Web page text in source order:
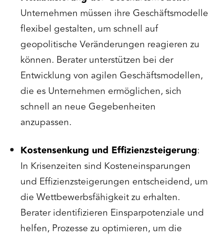
Unternehmen müssen ihre Geschäftsmodelle
flexibel gestalten, um schnell auf
geopolitische Veränderungen reagieren zu
können. Berater unterstützen bei der
Entwicklung von agilen Geschäftsmodellen,
die es Unternehmen ermöglichen, sich
schnell an neue Gegebenheiten
anzupassen.
Kostensenkung und Effizienzsteigerung:
In Krisenzeiten sind Kosteneinsparungen
und Effizienzsteigerungen entscheidend, um
die Wettbewerbsfähigkeit zu erhalten.
Berater identifizieren Einsparpotenziale und
helfen, Prozesse zu optimieren, um die